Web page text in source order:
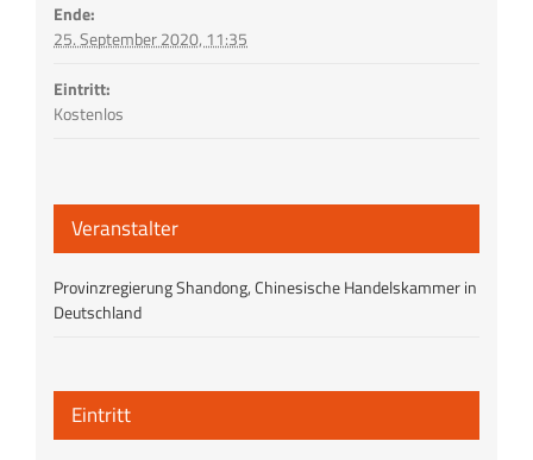
Ende:
25. September 2020, 11:35
Eintritt:
Kostenlos
Veranstalter
Provinzregierung Shandong, Chinesische Handelskammer in
Deutschland
Eintritt